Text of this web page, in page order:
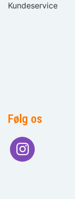
Kundeservice
Følg os